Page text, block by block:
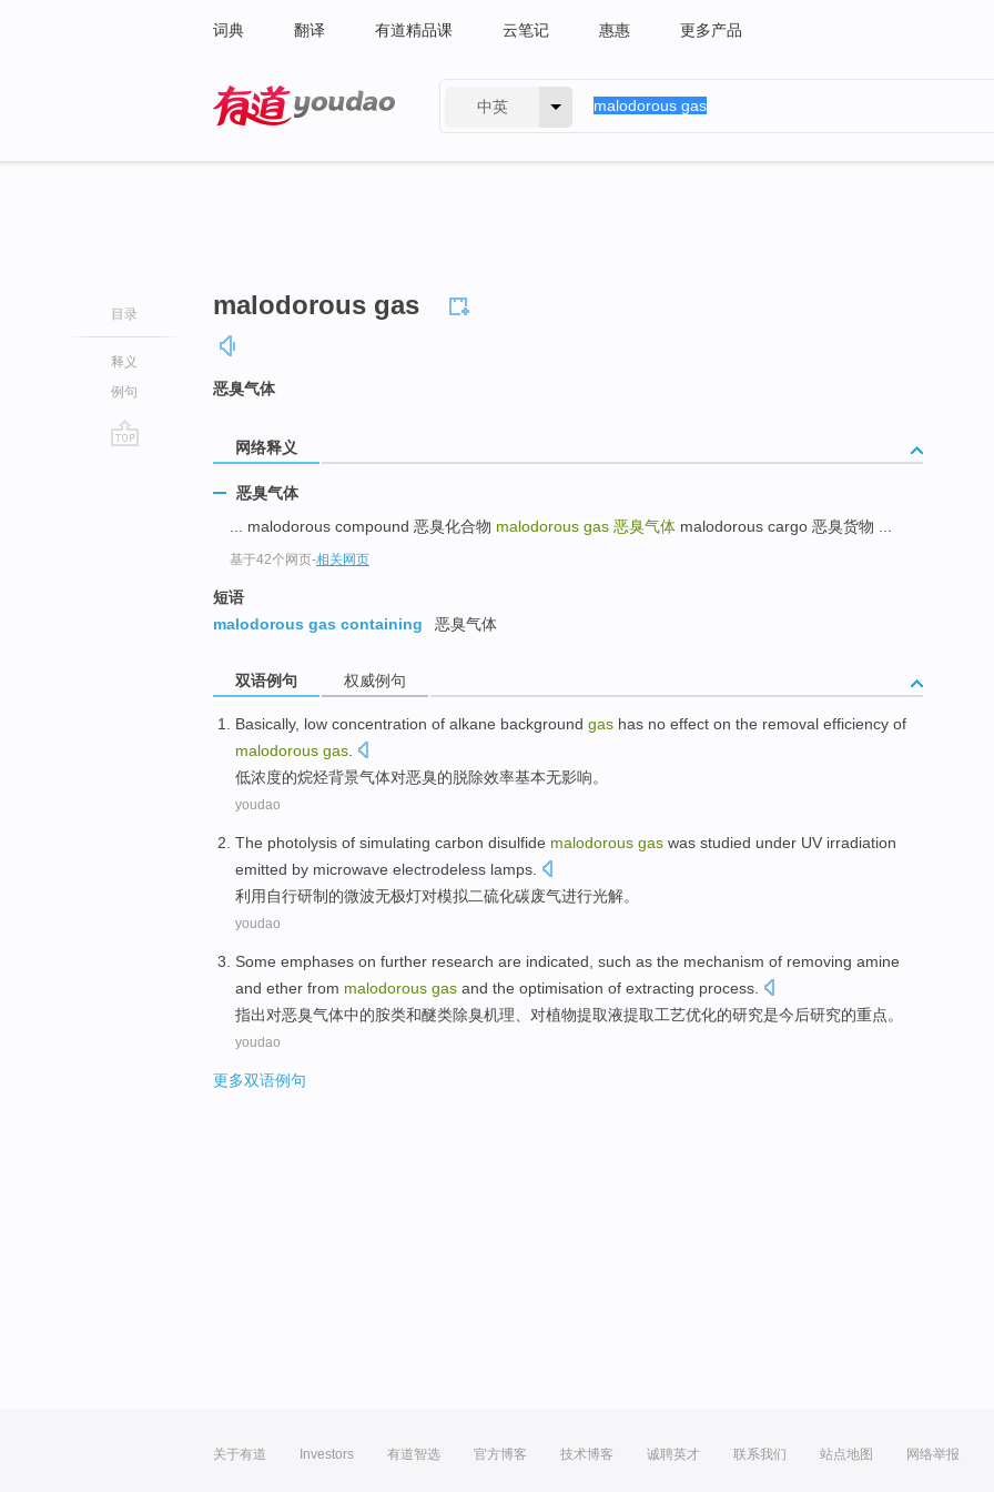
词典 翻译 有道精品课 云笔记 惠惠 更多产品
中英
目录
释义
例句
malodorous gas
恶臭气体
网络释义
恶臭气体
... malodorous compound 恶臭化合物 malodorous gas 恶臭气体 malodorous cargo 恶臭货物 ...
基于42个网页-相关网页
短语
malodorous gas containing
恶臭气体
双语例句 权威例句
Basically, low concentration of alkane background gas has no effect on the removal efficiency of
malodorous gas.
低浓度的烷烃背景气体对恶臭的脱除效率基本无影响。
youdao
The photolysis of simulating carbon disulfide malodorous gas was studied under UV irradiation
emitted by microwave electrodeless lamps
利用 自行研制的微波无极灯对模拟二硫化碳废气进行光解。
youdao
Some emphases on further research are indicated such as the mechanism of removing amine
and ether from malodorous gas and the optimisation of extracting process
指出对恶臭气体中的胺类和醚类除臭机理 、对植物提取液提取工艺优化的研究是今后研究的重点。
youdao
更多双语例句
关于有道 Investors 有道智选 官方博客 技术博客 诚聘英才 联系我们 站点地图 网络举报